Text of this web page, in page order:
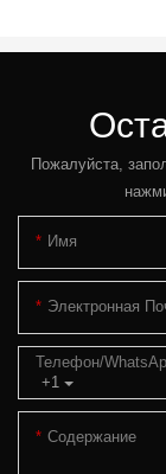
Пожалуйста,
Имя
Электронная
+1
Телефон/
Содержание